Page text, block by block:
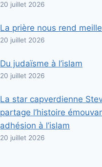
20 juillet 2026
La prière nous rend
20 juillet 2026
Du judaïsme à l’islam
20 juillet 2026
La star capverdienne
partage l’histoire
adhésion à l’islam
20 juillet 2026